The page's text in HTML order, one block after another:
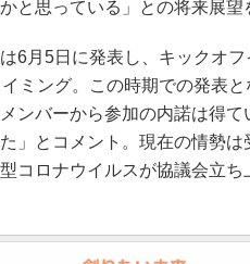
と思っている」との将来展望
6月5日に発表し、キックオ
ミング。この時期での発表
ンバーから参加の内諾は得
」とコメント。現在の情勢
コロナウイルスが協議会立ち